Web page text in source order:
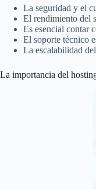
La seguridad y el
El rendimiento del
Es esencial contar
El soporte técnico
La escalabilidad
La importancia del